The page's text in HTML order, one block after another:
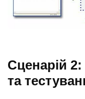
Сценарій
та